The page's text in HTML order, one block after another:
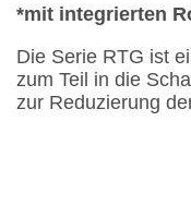
*mit integrierten
Die Serie RTG ist
zum Teil in die
zur Reduzierung